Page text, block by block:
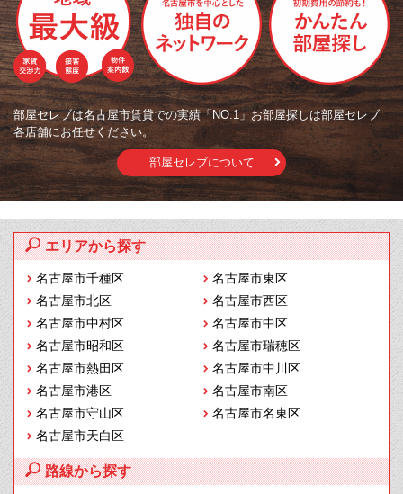
部屋セレブは名古屋市賃貸での実績「NO.1」お部屋探しは部屋セレブ
各店舗にお任せください。
部屋セレブについて
エリアから探す
名古屋市千種区
名古屋市東区
名古屋市北区
名古屋市西区
名古屋市中村区
名古屋市中区
名古屋市昭和区
名古屋市瑞穂区
名古屋市熱田区
名古屋市中川区
名古屋市港区
名古屋市南区
名古屋市守山区
名古屋市名東区
名古屋市天白区
路線から探す